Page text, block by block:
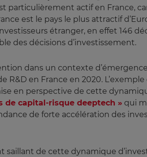
particulièrement actif en France,
est le pays le plus attractif
étranger, en effet 146
des décisions d’investissement.
dans un contexte
R&D en France en 2020. L’exemple
en perspective de cette
de capital-risque deeptech » qui
de forte accélération des
de cette dynamique